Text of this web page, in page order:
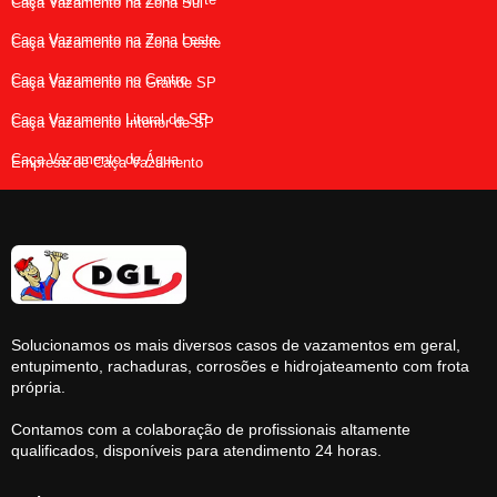
Caça Vazamento na Zona Leste
Caça Vazamento na Zona Oeste
Caça Vazamento no Centro
Caça Vazamento na Grande SP
Caça Vazamento Litoral de SP
Caça Vazamento Interior de SP
Caça Vazamento de Água
Empresa de Caça Vazamento
Solucionamos os mais diversos casos de vazamentos em geral,
entupimento, rachaduras, corrosões e hidrojateamento com frota
própria.
Contamos com a colaboração de profissionais altamente
qualificados, disponíveis para atendimento 24 horas.